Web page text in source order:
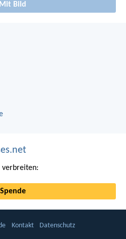
Mit Bild
verbreiten:
Spende
Kontakt Datenschutz